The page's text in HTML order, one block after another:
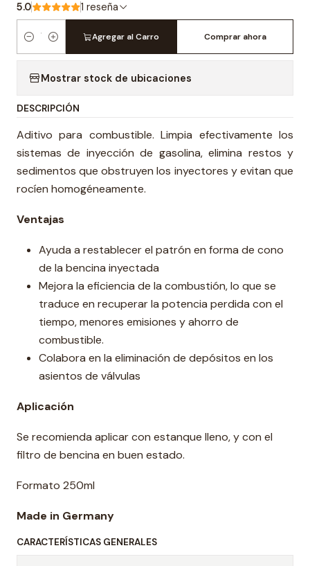
5.0 1 reseña
Cantidad
Agregar al Carro Comprar ahora
Mostrar stock de ubicaciones
DESCRIPCIÓN
Aditivo para combustible. Limpia efectivamente los
sistemas de inyección de gasolina, elimina restos y
sedimentos que obstruyen los inyectores y evitan que
rocíen homogéneamente.
Ventajas
Ayuda a restablecer el patrón en forma de cono
de la bencina inyectada
Mejora la eficiencia de la combustión, lo que se
traduce en recuperar la potencia perdida con el
tiempo, menores emisiones y ahorro de
combustible.
Colabora en la eliminación de depósitos en los
asientos de válvulas
Aplicación
Se recomienda aplicar con estanque lleno, y con el
filtro de bencina en buen estado.
Formato 250ml
Made in Germany
CARACTERÍSTICAS GENERALES